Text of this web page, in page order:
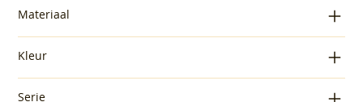
Materiaal
Kleur
Serie